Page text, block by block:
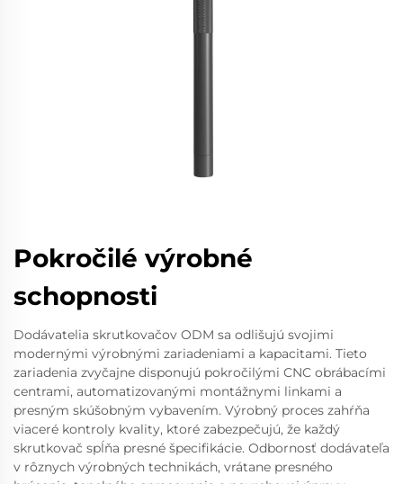
Pokročilé výrobné
schopnosti
Dodávatelia skrutkovačov ODM sa odlišujú svojimi
modernými výrobnými zariadeniami a kapacitami. Tieto
zariadenia zvyčajne disponujú pokročilými CNC obrábacími
centrami, automatizovanými montážnymi linkami a
presným skúšobným vybavením. Výrobný proces zahŕňa
viaceré kontroly kvality, ktoré zabezpečujú, že každý
skrutkovač spĺňa presné špecifikácie. Odbornosť dodávateľa
v rôznych výrobných technikách, vrátane presného